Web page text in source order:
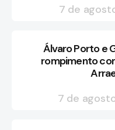
7 de
Álvaro Porto e
rompimento
7 de